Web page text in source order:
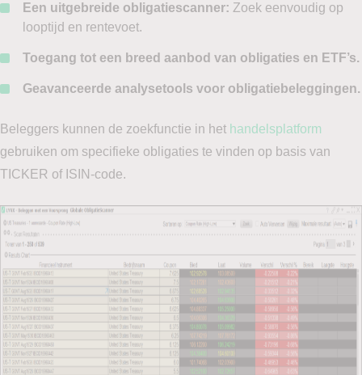
Een uitgebreide obligatiescanner: Zoek eenvoudig op
looptijd en rentevoet.
Toegang tot een breed aanbod van obligaties en ETF’s.
Geavanceerde analysetools voor obligatiebeleggingen.
Beleggers kunnen de zoekfunctie in het handelsplatform
gebruiken om specifieke obligaties te vinden op basis van
TICKER of ISIN-code.